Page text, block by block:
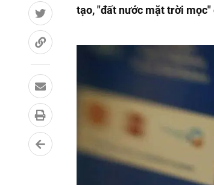
tạo, "đất nước mặt trời